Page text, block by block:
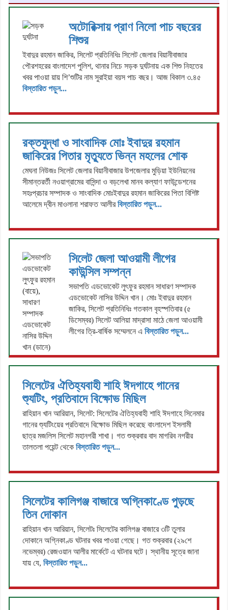
অটোরিক্সায় প্রাণ নিলো পাচ বছরের
শিশুর
ইবাদুর রহমান জাকির, সিলেট প্রতিনিধিঃ সিলেট জেলার বিয়ানীবাজার
পৌরশহরের বাংলাদেশ পুলিশ, থানার নিচে সড়ক দুর্ঘটনায় এক শিশু নিহতের
খবর পাওয়া য়ায় শি’শুটির নাম সুরাইয়া বয়স পাচ বছর। আজ বিকাল ৩.৪৫
বিস্তারিত পড়ুন...
রক্তযুদ্ধা ও সাংবাদিক মোঃ ইবাদুর রহমান
জাকিরের পিতার মৃত্যুতে ভিন্ন মহলের শোক
মেঘনা নিউজঃ সিলেট জেলার বিয়ানীবাজার উপজেলার মুড়িয়া ইউনিয়নের
সীমান্তরর্তী নওয়াগ্রামের বাসিন্দা ও বড়লেখা মানব কল্যাণ ফাউন্ডেশনের
সহঃপ্রচার সম্পাদক ও সাংবাদিক মোঃইবাদুর রহমান জাকিরের পিতা বিশিষ্ট
আলেমে দ্বীন মাওলানা শরাফত আলীরবিস্তারিত পড়ুন...
সিলেট জেলা আওয়ামী লীগের
কাউন্সিল সম্পন্ন
সভাপতি এডভোকেট লুৎফুর রহমান সাধারণ সম্পাদক
এডভোকেট নাসির উদ্দিন খান। মোঃ ইবাদুর রহমান
জাকির, সিলেট প্রতিনিধিঃ গতকাল বৃহস্পতিবার (৫
ডিসেম্বর) সিলেট আলিয়া মাদ্রাসা মাঠে জেলা আওয়ামী
লীগের ত্রি-বার্ষিক সম্মেলনে এবিস্তারিত পড়ুন...
সিলেটের ঐতিহ্যবাহী শাহি ঈদগাহে গানের
শ্যুটিং, প্রতিবাদে বিক্ষোভ মিছিল
রাহিয়ান খান আরিয়ান, সিলেট: সিলেটের ঐতিহ্যবাহী শাহি ঈদগাহে সিনেমার
গানের শ্যুটিংয়ের প্রতিবাদে বিক্ষোভ মিছিল করেছে বাংলাদেশ ইসলামী
ছাত্র মজলিস সিলেট মহানগরী শাখা। গত শুক্রবার বাদ মাগরিব নগরীর
তালতলা পয়েন্ট থেকে বিস্তারিত পড়ুন...
সিলেটের কালিগঞ্জ বাজারে অগ্নিকাণ্ডে পুড়ছে
তিন দোকান
রাহিয়ান খান আরিয়ান, সিলেটঃ সিলেটের কালিগঞ্জ বাজারে ৩টি তুলার
দোকানে অগ্নিকাণ্ড ঘটনার খবর পাওয়া গেছে। গত শুক্রবার (২৯শে
নভেম্বর) রেজওয়ান আলীর মার্কেটে এ ঘটনার ঘটে। স্থানীয় সূত্রে জানা
যায় যে, বিস্তারিত পড়ুন...